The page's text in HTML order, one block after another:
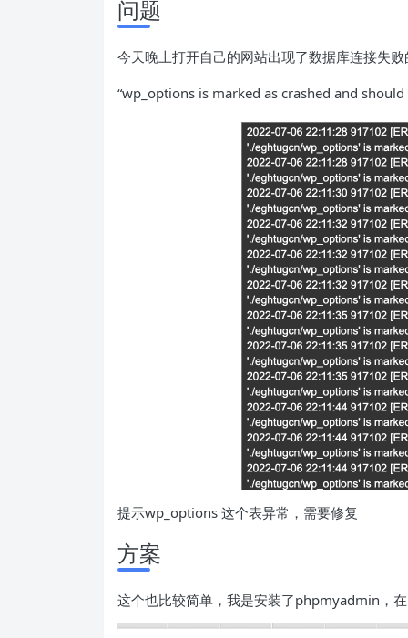
问题
今天晚上打开自己的网站出现了数据库连接失
“wp_options is marked as crashed and should
提示wp_options 这个表异常，需要修复
方案
这个也比较简单，我是安装了phpmyadmin，